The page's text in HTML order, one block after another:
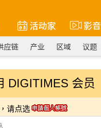
活动家 影音
应链 产业 区域 议题
DIGITIMES 会员
请点选